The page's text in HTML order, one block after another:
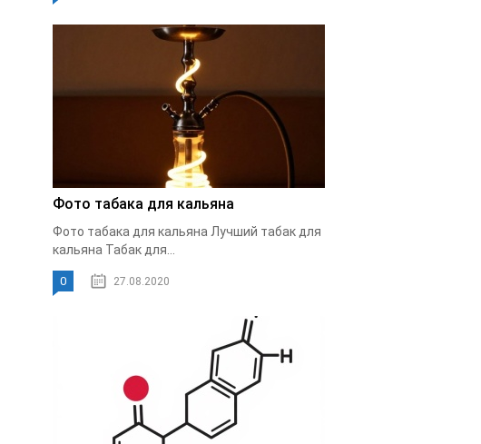
Фото табака для кальяна
Фото табака для кальяна Лучший табак для
кальяна Табак для...
0 27.08.2020